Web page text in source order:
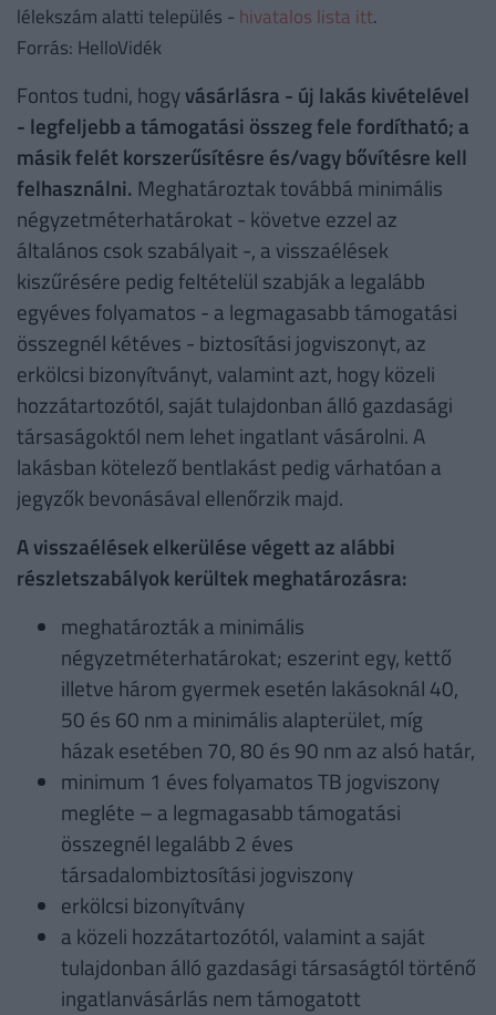
lélekszám alatti település - hivatalos lista itt.
Forrás: HelloVidék
Fontos tudni, hogyvásárlásra - új lakás kivételével
- legfeljebb a támogatási összeg fele fordítható; a
másik felét korszerűsítésre és/vagy bővítésre kell
felhasználni. Meghatároztak továbbá minimális
négyzetméterhatárokat - követve ezzel az
általános csok szabályait -, a visszaélések
kiszűrésére pedig feltételül szabják a legalább
egyéves folyamatos - a legmagasabb támogatási
összegnél kétéves - biztosítási jogviszonyt, az
erkölcsi bizonyítványt, valamint azt, hogy közeli
hozzátartozótól, saját tulajdonban álló gazdasági
társaságoktól nem lehet ingatlant vásárolni. A
lakásban kötelező bentlakást pedig várhatóan a
jegyzők bevonásával ellenőrzik majd.
A visszaélések elkerülése végett az alábbi
részletszabályok kerültek meghatározásra:
meghatározták a minimális
négyzetméterhatárokat; eszerint egy, kettő
illetve három gyermek esetén lakásoknál 40,
50 és 60 nm a minimális alapterület, míg
házak esetében 70, 80 és 90 nm az alsó határ,
minimum 1 éves folyamatos TB jogviszony
megléte – a legmagasabb támogatási
összegnél legalább 2 éves
társadalombiztosítási jogviszony
erkölcsi bizonyítvány
a közeli hozzátartozótól, valamint a saját
tulajdonban álló gazdasági társaságtól történő
ingatlanvásárlás nem támogatott